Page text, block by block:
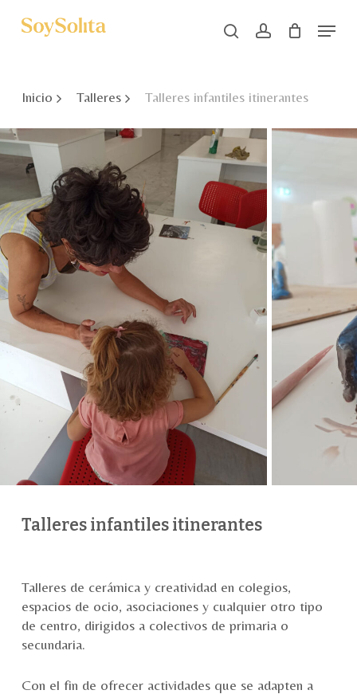
search account
Menu
Inicio Talleres Talleres infantiles itinerantes
Talleres infantiles itinerantes
Talleres de cerámica y creatividad en colegios,
espacios de ocio, asociaciones y cualquier otro tipo
de centro, dirigidos a colectivos de primaria o
secundaria.
Con el fin de ofrecer actividades que se adapten a